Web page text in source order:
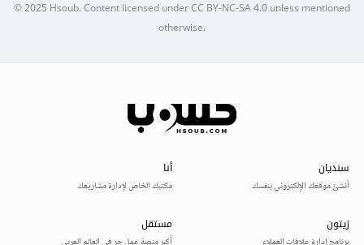
© 2025Hsoub.Content licensed underCC BY-NC-SA 4.0unless mentioned
otherwise.